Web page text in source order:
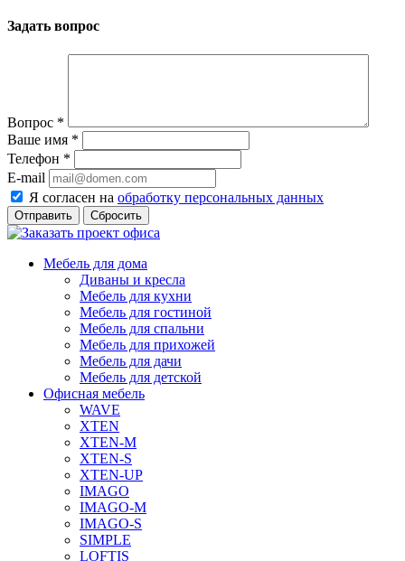
Задать вопрос
Вопрос *
Ваше имя *
Телефон *
E-mail
Я согласен на обработку персональных данных
Сбросить
Мебель для дома
Диваны и кресла
Мебель для кухни
Мебель для гостиной
Мебель для спальни
Мебель для прихожей
Мебель для дачи
Мебель для детской
Офисная мебель
WAVE
XTEN
XTEN-M
XTEN-S
XTEN-UP
IMAGO
IMAGO-M
IMAGO-S
SIMPLE
LOFTIS